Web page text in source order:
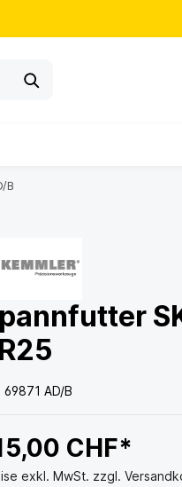
B
69871 AD/B
CHF*
exkl. MwSt. zzgl.